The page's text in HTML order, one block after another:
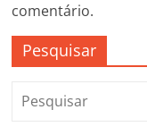
comentário.
Pesquisar